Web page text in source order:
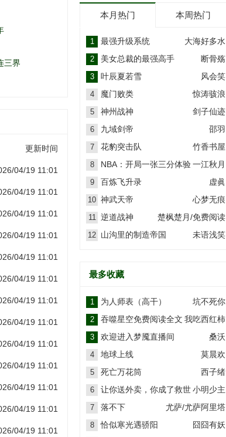
三界
更新时间
04/19 11:01
04/19 11:01
04/19 11:01
04/19 11:01
04/19 11:01
04/19 11:01
04/19 11:01
04/19 11:01
04/19 11:01
04/19 11:01
04/19 11:01
04/19 11:01
04/19 11:01
本月热门 本周热门
1 大海好多水
最强升级系统
2 断骨殇
美女总裁的最强高手
3 风会笑
叶辰夏若雪
4 惊涛骇浪
魔门败类
5 剑子仙迹
神州战神
6 邵羽
九域剑帝
7 竹香书屋
花豹突击队
8 一江秋月
NBA：开局一张三分体验
卡
9 虚眞
百炼飞升录
10 心梦无痕
神武天帝
11 楚枫楚月/免费阅读
逆道战神
12 未语浅笑
山沟里的制造帝国
最多收藏
1 坑不死你
为人师表（高干）
2 我吃西红柿
吞噬星空免费阅读全文
3 桑沃
欢迎进入梦魇直播间
4 莫晨欢
地球上线
5 西子绪
死亡万花筒
6 小明少主
让你送外卖，你成了救世
主？
7 尤萨/尤萨阿里塔
落不下
8 囧囧有妖
恰似寒光遇骄阳